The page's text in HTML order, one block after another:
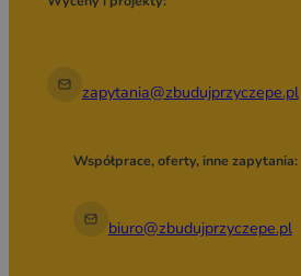
zapytania@zbudujprzyczepe.pl
Współprace, oferty, inne zapytania:
biuro@zbudujprzyczepe.pl